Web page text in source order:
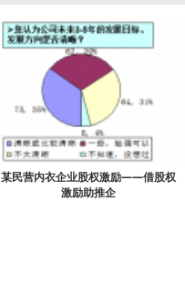
某民营内衣企业股权激励——借股权
激励助推企